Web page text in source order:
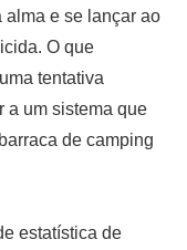
alma e se lançar ao
O que
tentativa
a um sistema que
de camping
estatística de